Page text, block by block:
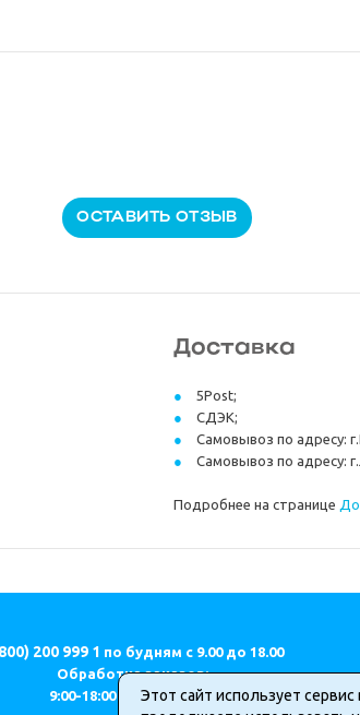
ОСТАВИТЬ ОТЗЫВ
Доставка
5Post;
СДЭК;
Самовывоз по адресу:
Самовывоз по адресу:
Подробнее на странице
200 999 1 по будням с 9.00 до 18.00
Обработка заказов:
9:00-18:00 (МСК) ПН-ПТ.Этот сайт использует